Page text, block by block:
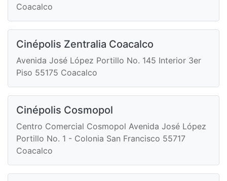
Coacalco
Cinépolis Zentralia Coacalco
Avenida José López Portillo No. 145 Interior 3er
Piso 55175 Coacalco
Cinépolis Cosmopol
Centro Comercial Cosmopol Avenida José López
Portillo No. 1 - Colonia San Francisco 55717
Coacalco